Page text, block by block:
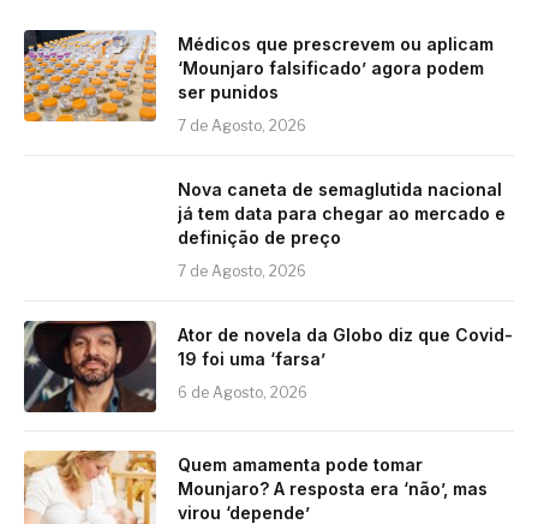
Médicos que prescrevem ou aplicam
‘Mounjaro falsificado’ agora podem
ser punidos
7 de Agosto, 2026
Nova caneta de semaglutida nacional
já tem data para chegar ao mercado e
definição de preço
7 de Agosto, 2026
Ator de novela da Globo diz que Covid-
19 foi uma ‘farsa’
6 de Agosto, 2026
Quem amamenta pode tomar
Mounjaro? A resposta era ‘não’, mas
virou ‘depende’